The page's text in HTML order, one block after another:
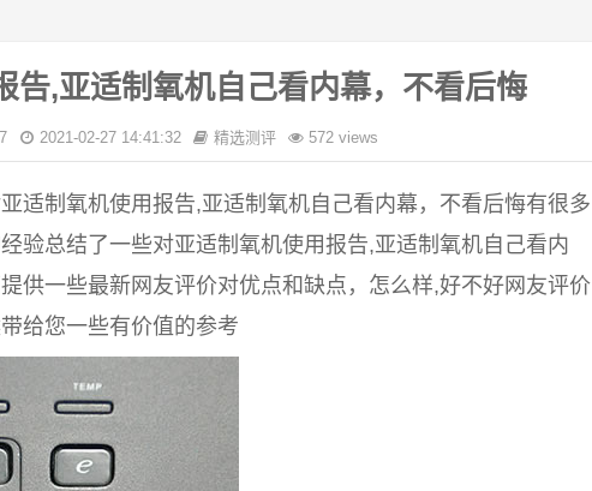
告,亚适制氧机自己看内幕，不看后悔
2021-02-27 14:41:32 精选测评 572 views
适制氧机使用报告,亚适制氧机自己看内幕，不看后悔有很多
验总结了一些对亚适制氧机使用报告,亚适制氧机自己看内
供一些最新网友评价对优点和缺点，怎么样,好不好网友评价
给您一些有价值的参考